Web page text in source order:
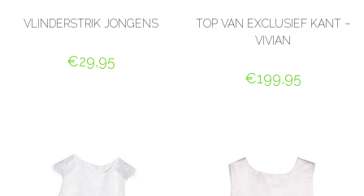
VLINDERSTRIK JONGENS
€29,95
TOP VAN EXCLUSIEF KANT –
VIVIAN
€199,95